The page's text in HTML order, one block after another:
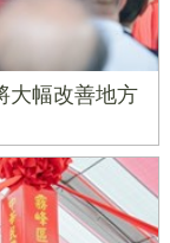
大幅改善地方